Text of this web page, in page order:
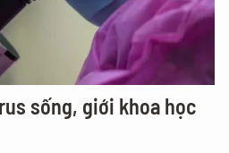
sống, giới khoa học